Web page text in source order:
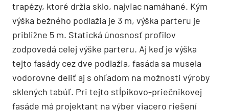
trapézy, ktoré držia sklo, najviac namáhané. Kým
výška bežného podlažia je 3 m, výška parteru je
približne 5 m. Statická únosnosť profilov
zodpovedá celej výške parteru. Aj keď je výška
tejto fasády cez dve podlažia, fasáda sa musela
vodorovne deliť aj s ohľadom na možnosti výroby
sklených tabúľ. Pri tejto stĺpikovo-priečnikovej
fasáde má projektant na výber viacero riešení